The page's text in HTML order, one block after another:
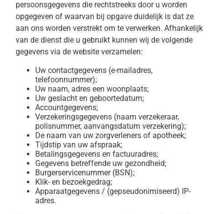
persoonsgegevens die rechtstreeks door u worden
opgegeven of waarvan bij opgave duidelijk is dat ze
aan ons worden verstrekt om te verwerken. Afhankelijk
van de dienst die u gebruikt kunnen wij de volgende
gegevens via de website verzamelen:
Uw contactgegevens (e-mailadres,
telefoonnummer);
Uw naam, adres een woonplaats;
Uw geslacht en geboortedatum;
Accountgegevens;
Verzekeringsgegevens (naam verzekeraar,
polisnummer, aanvangsdatum verzekering);
De naam van uw zorgverleners of apotheek;
Tijdstip van uw afspraak;
Betalingsgegevens en factuuradres;
Gegevens betreffende uw gezondheid;
Burgerservicenummer (BSN);
Klik- en bezoekgedrag;
Apparaatgegevens / (gepseudonimiseerd) IP-
adres.